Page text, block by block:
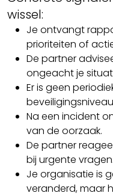
wissel:
Je ontvangt
prioriteiten of
De partner
ongeacht je
Er is geen
Na een incident
van de oorzaak.
De partner
bij urgente vragen.
Je organisatie is
veranderd, maar